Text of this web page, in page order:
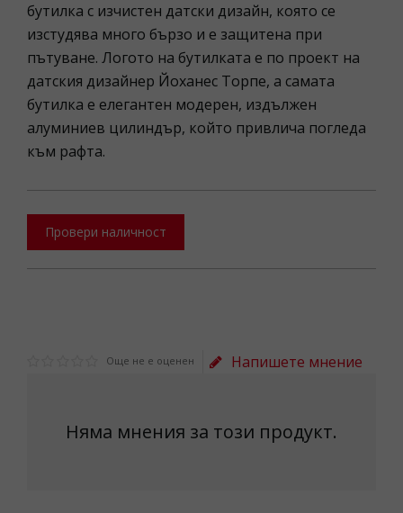
бутилка с изчистен датски дизайн, която се
изстудява много бързо и е защитена при
пътуване. Логото на бутилката е по проект на
датския дизайнер Йоханес Торпе, а самата
бутилка е елегантен модерен, издължен
алуминиев цилиндър, който привлича погледа
към рафта.
Провери наличност
Още не е оценен Напишете мнение
Няма мнения за този продукт.